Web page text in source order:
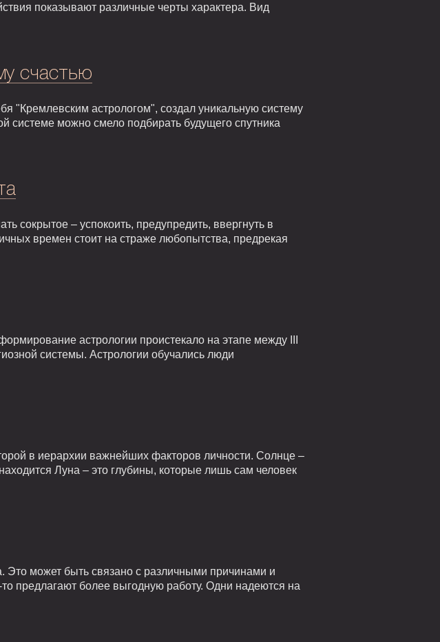
показывают различные черты характера. Вид
счастью
"Кремлевским астрологом", создал уникальную систему
системе можно смело подбирать будущего спутника
сокрытое – успокоить, предупредить, ввергнуть в
времен стоит на страже любопытства, предрекая
астрологии проистекало на этапе между III
системы. Астрологии обучались люди
в иерархии важнейших факторов личности. Солнце –
Луна – это глубины, которые лишь сам человек
Это может быть связано с различными причинами и
предлагают более выгодную работу. Одни надеются на